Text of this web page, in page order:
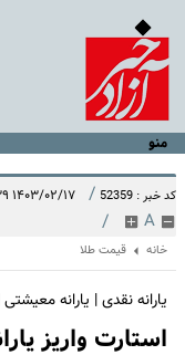
منو
کد خبر : 52359 / ۱۴۰۳/۰۲/۱۷ ۱۸:۰۳:۳۹
A
/
خانه قیمت طلا
یارانه نقدی | یارانه